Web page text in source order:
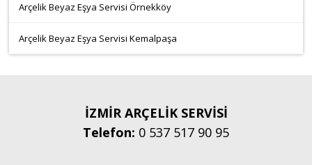
Arçelik Beyaz Eşya Servisi Örnekköy
Arçelik Beyaz Eşya Servisi Kemalpaşa
İZMİR ARÇELİK SERVİSİ
Telefon: 0 537 517 90 95